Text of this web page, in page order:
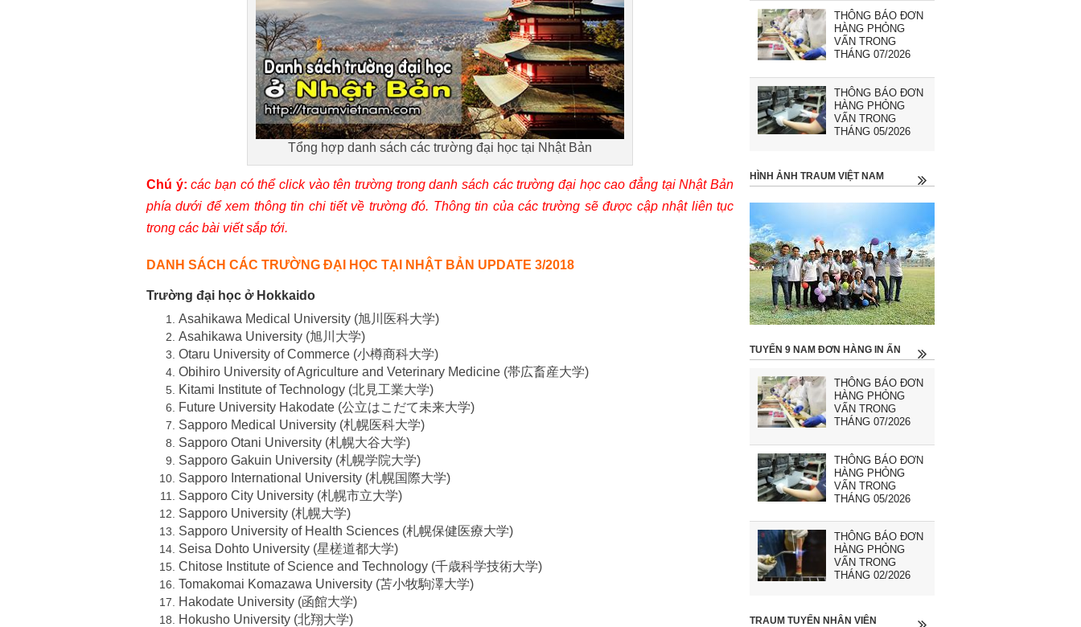
Tổng hợp danh sách các trường đại học tại Nhật Bản
Chú ý:các bạn có thể click vào tên trường trong danh sách các trường đại học cao đẳng tại Nhật Bản
phía dưới để xem thông tin chi tiết về trường đó. Thông tin của các trường sẽ được cập nhật liên tục
trong các bài viết sắp tới.
DANH SÁCH CÁC TRƯỜNG ĐẠI HỌC TẠI NHẬT BẢN UPDATE 3/2018
Trường đại học ở Hokkaido
Asahikawa Medical University (旭川医科大学)
Asahikawa University (旭川大学)
Otaru University of Commerce (小樽商科大学)
Obihiro University of Agriculture and Veterinary Medicine (帯広畜産大学)
Kitami Institute of Technology (北見工業大学)
Future University Hakodate (公立はこだて未来大学)
Sapporo Medical University (札幌医科大学)
Sapporo Otani University (札幌大谷大学)
Sapporo Gakuin University (札幌学院大学)
Sapporo International University (札幌国際大学)
Sapporo City University (札幌市立大学)
Sapporo University (札幌大学)
Sapporo University of Health Sciences (札幌保健医療大学)
Seisa Dohto University (星槎道都大学)
Chitose Institute of Science and Technology (千歳科学技術大学)
Tomakomai Komazawa University (苫小牧駒澤大学)
Hakodate University (函館大学)
Hokusho University (北翔大学)
THÔNG BÁO ĐƠN
HÀNG PHỎNG
VẤN TRONG
THÁNG 07/2026
THÔNG BÁO ĐƠN
HÀNG PHỎNG
VẤN TRONG
THÁNG 05/2026
HÌNH ẢNH TRAUM VIỆT NAM
TUYỂN 9 NAM ĐƠN HÀNG IN ẤN
THÔNG BÁO ĐƠN
HÀNG PHỎNG
VẤN TRONG
THÁNG 07/2026
THÔNG BÁO ĐƠN
HÀNG PHỎNG
VẤN TRONG
THÁNG 05/2026
THÔNG BÁO ĐƠN
HÀNG PHỎNG
VẤN TRONG
THÁNG 02/2026
TRAUM TUYỂN NHÂN VIÊN